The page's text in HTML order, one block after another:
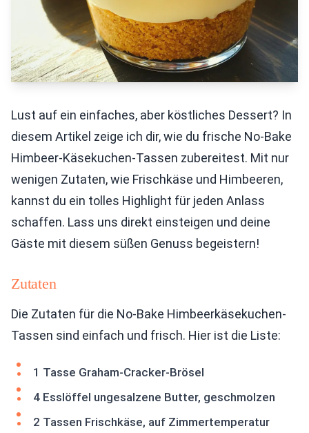
Lust auf ein einfaches, aber köstliches Dessert? In
diesem Artikel zeige ich dir, wie du frische No-Bake
Himbeer-Käsekuchen-Tassen zubereitest. Mit nur
wenigen Zutaten, wie Frischkäse und Himbeeren,
kannst du ein tolles Highlight für jeden Anlass
schaffen. Lass uns direkt einsteigen und deine
Gäste mit diesem süßen Genuss begeistern!
Zutaten
Die Zutaten für die No-Bake Himbeerkäsekuchen-
Tassen sind einfach und frisch. Hier ist die Liste:
1 Tasse Graham-Cracker-Brösel
4 Esslöffel ungesalzene Butter, geschmolzen
2 Tassen Frischkäse, auf Zimmertemperatur